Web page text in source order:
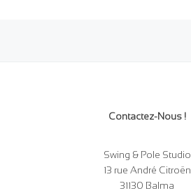
Contactez-Nous !
Swing & Pole Studio
13 rue André Citroën
31130 Balma